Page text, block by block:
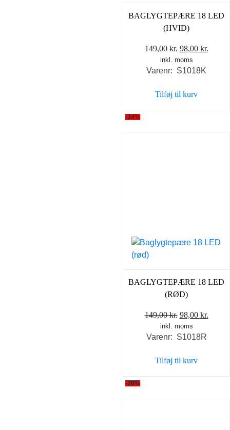
BAGLYGTEPÆRE 18 LED
(HVID)
149,00kr. Den
oprindelige
pris
149,00 kr..
98,00 kr.
inkl. moms
Varenr: S1018K
Tilføj til kurv
-34%
BAGLYGTEPÆRE 18 LED
(RØD)
149,00kr. Den
oprindelige
pris
149,00 kr..
98,00 kr.Den
inkl. moms
Varenr: S1018R
Tilføj til kurv
-20%